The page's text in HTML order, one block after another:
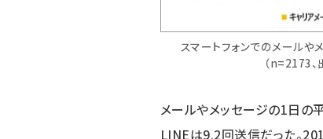
スマートフォンでのメール
（n=2173、
メールやメッセージの1日の
LINEは9.2回送信だった。